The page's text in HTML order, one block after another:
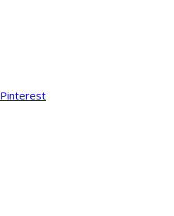
Pinterest